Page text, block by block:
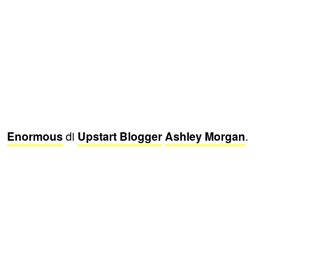
Enormousdi Upstart BloggerAshley Morgan.